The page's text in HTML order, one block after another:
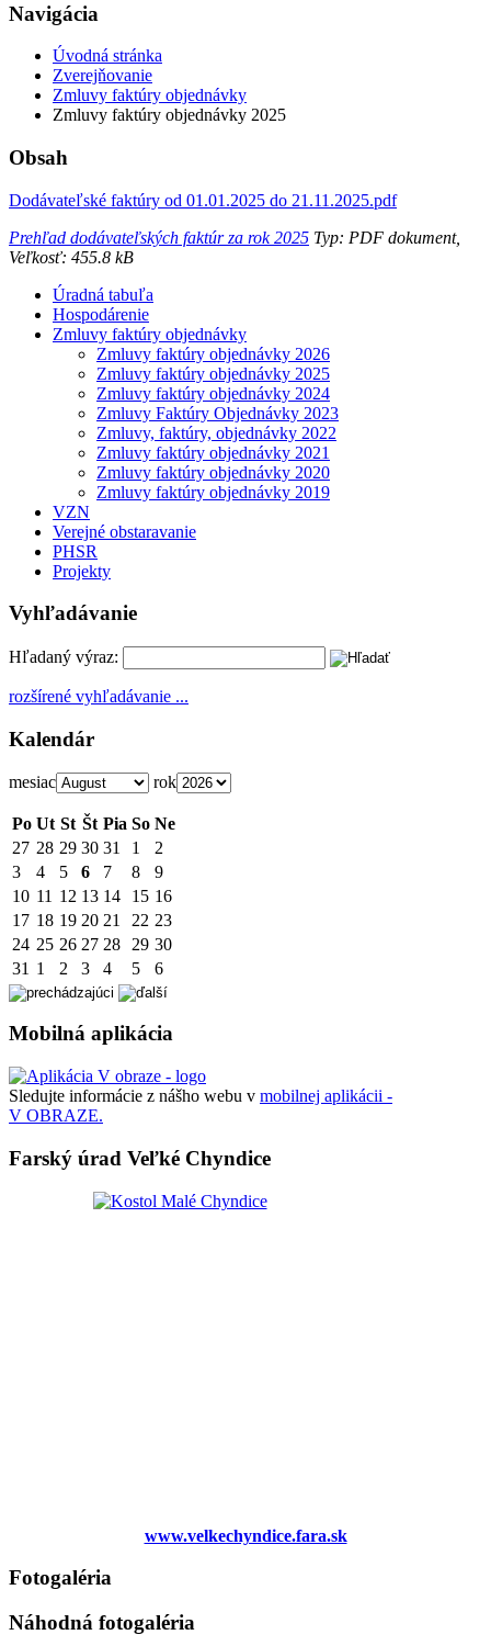
Navigácia
Úvodná stránka
Zverejňovanie
Zmluvy faktúry objednávky
Zmluvy faktúry objednávky 2025
Obsah
Dodávateľské faktúry od 01.01.2025 do 21.11.2025.pdf
Prehľad dodávateľských faktúr za rok 2025 Typ: PDF dokument,
Veľkosť: 455.8 kB
Úradná tabuľa
Hospodárenie
Zmluvy faktúry objednávky
Zmluvy faktúry objednávky 2026
Zmluvy faktúry objednávky 2025
Zmluvy faktúry objednávky 2024
Zmluvy Faktúry Objednávky 2023
Zmluvy, faktúry, objednávky 2022
Zmluvy faktúry objednávky 2021
Zmluvy faktúry objednávky 2020
Zmluvy faktúry objednávky 2019
VZN
Verejné obstaravanie
PHSR
Projekty
Vyhľadávanie
Hľadaný výraz:
rozšírené vyhľadávanie ...
Kalendár
mesiac rok
Po Ut St Št Pia So Ne
27 28 29 30 31 1
2
3
4 5 6 7 8
9
10 11 12 13 14 15 16
17 18 19 20 21 22 23
24 25 26 27 28 29 30
31 1 2 3 4 5 6
Mobilná aplikácia
Sledujte informácie z nášho webu v mobilnej aplikácii -
V OBRAZE.
Farský úrad Veľké Chyndice
www.velkechyndice.fara.sk
Fotogaléria
Náhodná fotogaléria